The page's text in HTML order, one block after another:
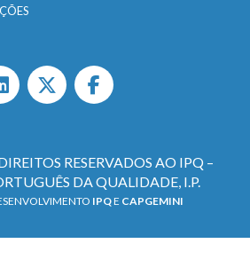
RESERVADOS AO IPQ –
DA QUALIDADE, I.P.
IPQE CAPGEMINI